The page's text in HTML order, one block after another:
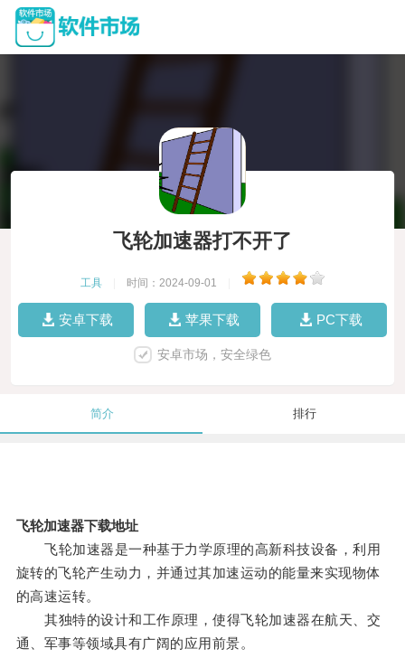
飞轮加速器打不开了
工具 时间：2024-09-01
安卓下载 苹果下载 PC下载
安卓市场，安全绿色
简介 排行
飞轮加速器下载地址
飞轮加速器是一种基于力学原理的高新科技设备，利用
旋转的飞轮产生动力，并通过其加速运动的能量来实现物体
的高速运转。
其独特的设计和工作原理，使得飞轮加速器在航天、交
通、军事等领域具有广阔的应用前景。